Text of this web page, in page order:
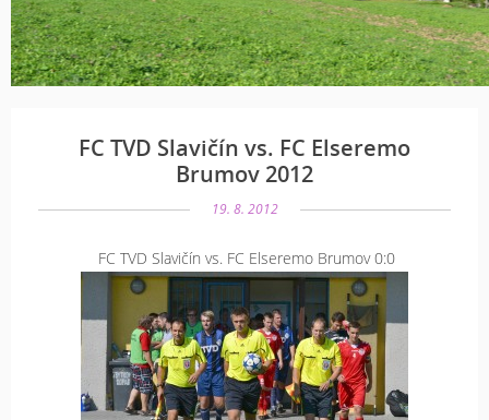
FC TVD Slavičín vs. FC Elseremo
Brumov 2012
19. 8. 2012
FC TVD Slavičín vs. FC Elseremo Brumov 0:0